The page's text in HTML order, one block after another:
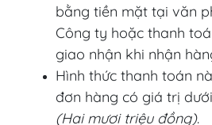
bằng tiền mặt tại văn
Công ty hoặc thanh
giao nhận khi nhận
Hình thức thanh toán
đơn hàng có giá trị dưới
(Hai mươi triệu đồng).